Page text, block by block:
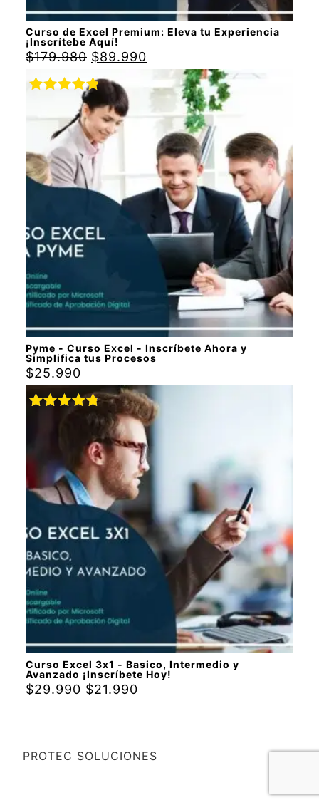
Curso de Excel Premium: Eleva tu Experiencia
¡Inscrítebe Aquí!
$179.980 $89.990
Pyme - Curso Excel - Inscríbete Ahora y
Simplifica tus Procesos
Valorado
con5.00de
$25.990
Curso Excel 3x1 - Basico, Intermedio y
Avanzado ¡Inscríbete Hoy!
$29.990 $21.990
PROTEC SOLUCIONES